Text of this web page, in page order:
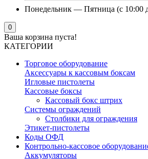
Понедельник — Пятница (с 10:00
0
Ваша корзина пуста!
КАТЕГОРИИ
Торговое оборудование
Аксессуары к кассовым боксам
Игловые пистолеты
Кассовые боксы
Кассовый бокс штрих
Системы ограждений
Столбики для ограждения
Этикет-пистолеты
Коды ОФД
Контрольно-кассовое
Аккумуляторы